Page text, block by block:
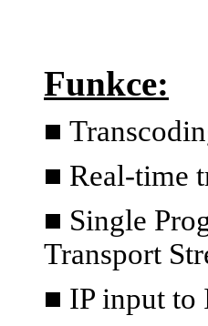
Funkce:
■
■ Real-time
■ Single
Transport
■ IP input to